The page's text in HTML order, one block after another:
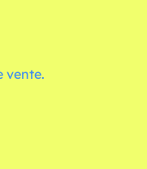
vente.